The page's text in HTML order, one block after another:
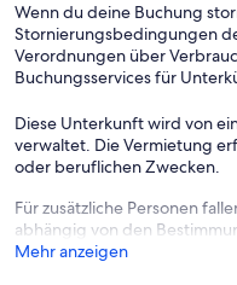
Wenn du deine Buchung
Stornierungsbedingungen
Verordnungen über
Buchungsservices für
Diese Unterkunft wird von
verwaltet. Die Vermietung
oder beruflichen Zwecken.
Für zusätzliche Personen
abhängig von den
Mehr anzeigen